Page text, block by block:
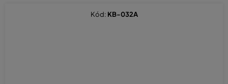
Kód: KB-032A